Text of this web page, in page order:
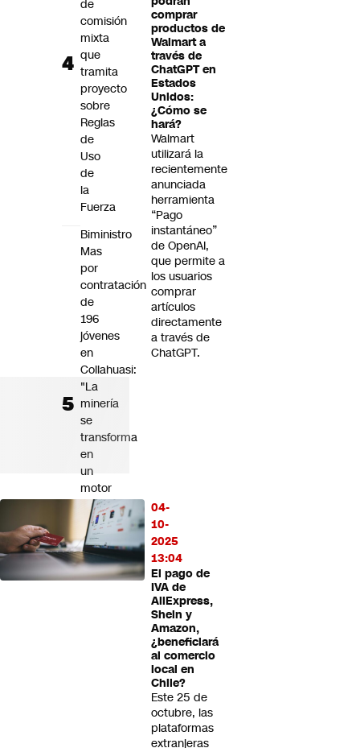
comprar
productos de
Walmart a
través de
ChatGPT en
Estados
Unidos:
¿Cómo se
hará?
Walmart
utilizará la
recientemente
anunciada
herramienta
“Pago
instantáneo”
de OpenAI,
que permite a
los usuarios
comprar
artículos
directamente
a través de
ChatGPT.
04-
10-
2025
13:04
El pago de
IVA de
AliExpress,
Shein y
Amazon,
¿beneficiará
al comercio
local en
Chile?
Este 25 de
octubre, las
plataformas
extranjeras
de
comisión
mixta
que
tramita
proyecto
sobre
Reglas
de
Uso
de
la
Fuerza
Biministro
Mas
por
contratación
de
196
jóvenes
en
Collahuasi:
"La
minería
se
transforma
en
un
motor
de
desarrollo
social
para
Tarapacá"